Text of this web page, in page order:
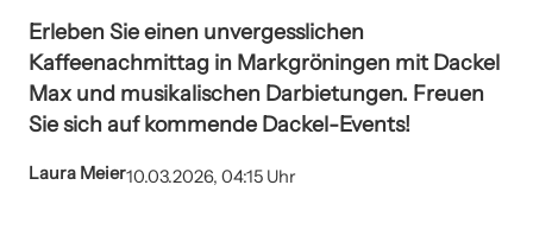
Erleben Sie einen unvergesslichen
Kaffeenachmittag in Markgröningen mit Dackel
Max und musikalischen Darbietungen. Freuen
Sie sich auf kommende Dackel-Events!
Laura Meier10.03.2026, 04:15 Uhr